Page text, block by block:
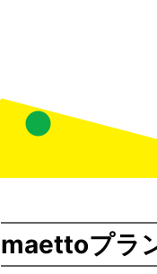
maettoプラ